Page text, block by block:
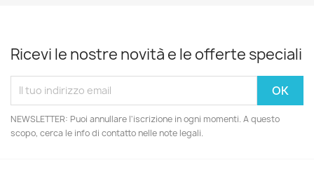
Ricevi le nostre novità e le offerte speciali
NEWSLETTER: Puoi annullare l'iscrizione in ogni momenti. A questo
scopo, cerca le info di contatto nelle note legali.